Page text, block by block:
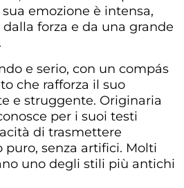
emozione è intensa,
forza e da una grande
e serio, con un compás
che rafforza il suo
e struggente. Originaria
per i suoi testi
di trasmettere
puro, senza artifici. Molti
uno degli stili più antichi